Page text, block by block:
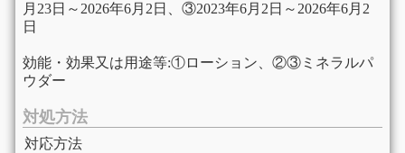
月23日～2026年6月2日、③2023年6月2日～2026年6月2
日
効能・効果又は用途等:①ローション、②③ミネラルパ
ウダー
対処方法
対応方法